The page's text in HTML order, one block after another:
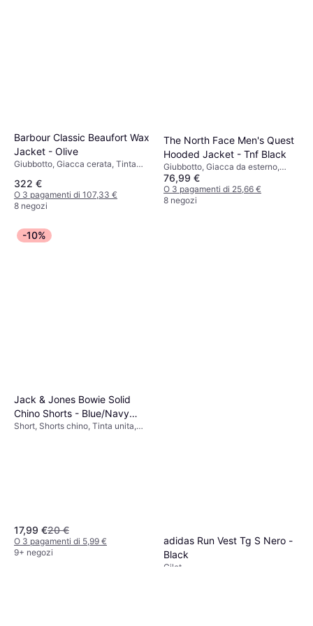
Barbour Classic Beaufort Wax
Jacket - Olive
Giubbotto, Giacca cerata, Tinta
a coste, Cera, Cappuccio
Staccabile, Cerato, Idrorepellente,
Antivento, Tasche, Foderato
322 €
O 3 pagamenti di 107,33 €
8 negozi
The North Face Men's Quest
Hooded Jacket - Tnf Black
Giubbotto, Giacca da esterno,
Giubbotto a guscio, Tinta unita,
Materiale: Poliuretano, Poliestere,
Tasche, Impermeabile, Traspirante,
76,99 €
O 3 pagamenti di 25,66 €
8 negozi
-10%
Jack & Jones Bowie Solid
Chino Shorts - Blue/Navy
Blazer
Short, Shorts chino, Tinta unita,
17,99 €20 €
O 3 pagamenti di 5,99 €
9+ negozi
adidas Run Vest Tg S Nero -
Black
Gilet